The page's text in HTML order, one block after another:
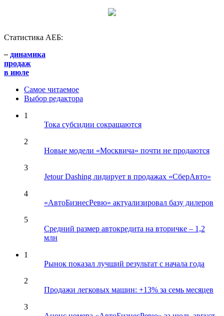
Статистика АЕБ:
– динамика
продаж
в июле
Самое читаемое
Выбор редактора
1
Тока субсидии сокращаются
2
Новые модели «Москвича» почти не продаются
3
Jetour Dashing лидирует в продажах «СберАвто»
4
«АвтоБизнесРевю» актуализировал базу дилеров
5
Средний размер автокредита на вторичке – 1,2
млн
1
Рынок показал лучший результат с начала года
2
Продажи легковых машин: +13% за семь месяцев
3